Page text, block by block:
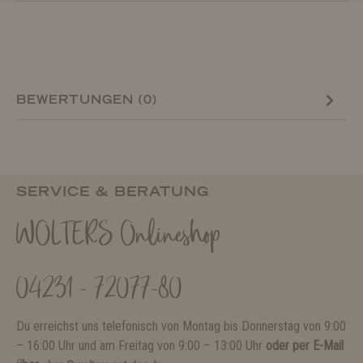
BEWERTUNGEN (0)
SERVICE & BERATUNG
WOLTERS Onlineshop
04231 - 72077-80
Du erreichst uns telefonisch von Montag bis Donnerstag von 9:00
– 16:00 Uhr und am Freitag von 9:00 – 13:00 Uhr oder per E-Mail